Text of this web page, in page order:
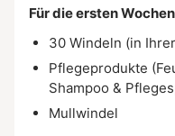
Für die ersten Wochen
30 Windeln (in
Pflegeprodukte
Shampoo &
Mullwindel